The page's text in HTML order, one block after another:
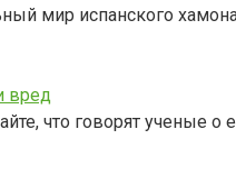
мир испанского
вред
что говорят ученые о